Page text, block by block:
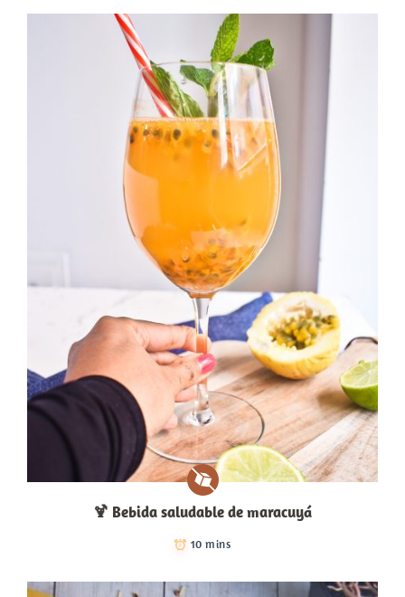
🍹​ Bebida saludable de maracuyá
10 mins